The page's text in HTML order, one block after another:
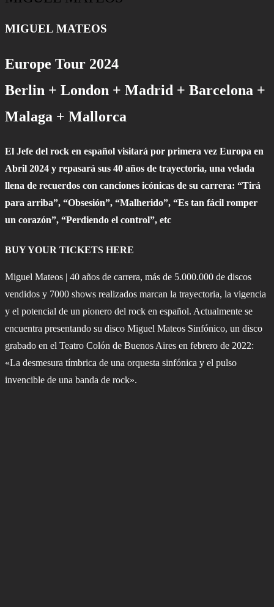
MIGUEL MATEOS
Europe Tour 2024
Berlin + London + Madrid + Barcelona +
Malaga + Mallorca
El Jefe del rock en español visitará por primera vez Europa en
Abril 2024 y repasará sus 40 años de trayectoria, una velada
llena de recuerdos con canciones icónicas de su carrera: “Tirá
para arriba”, “Obsesión”, “Malherido”, “Es tan fácil romper
un corazón”, “Perdiendo el control”, etc
BUY YOUR TICKETS HERE
Miguel Mateos | 40 años de carrera, más de 5.000.000 de discos
vendidos y 7000 shows realizados marcan la trayectoria, la vigencia
y el potencial de un pionero del rock en español. Actualmente se
encuentra presentando su disco Miguel Mateos Sinfónico, un disco
grabado en el Teatro Colón de Buenos Aires en febrero de 2022:
«La desmesura tímbrica de una orquesta sinfónica y el pulso
invencible de una banda de rock».